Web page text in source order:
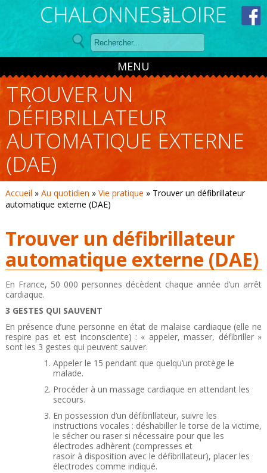
Panneau de gestion des cookies
MENU
TROUVER UN
DÉFIBRILLATEUR
AUTOMATIQUE EXTERNE
(DAE)
Accueil » Au quotidien » Vie pratique » Trouver un défibrillateur
automatique externe (DAE)
Trouver un défibrillateur
automatique externe (DAE)
En France, 50 000 personnes décèdent chaque année d’un arrêt
cardiaque.
3 GESTES QUI SAUVENT
En présence d’une personne en état de malaise cardiaque (elle ne
respire pas et est inconsciente) : « appeler, masser, défibriller »
sont les 3 gestes qui peuvent sauver.
Appeler le 15 pendant que quelqu’un protège le
malade.
Procéder à un massage cardiaque en attendant les
secours.
En possession d’un défibrillateur, suivre les
instructions vocales : déshabiller le torse de la victime,
le sécher ou raser si nécessaire pour que les
électrodes adhèrent (compresses et
rasoir à disposition avec le défibrillateur), placer les
électrodes comme indiqué.